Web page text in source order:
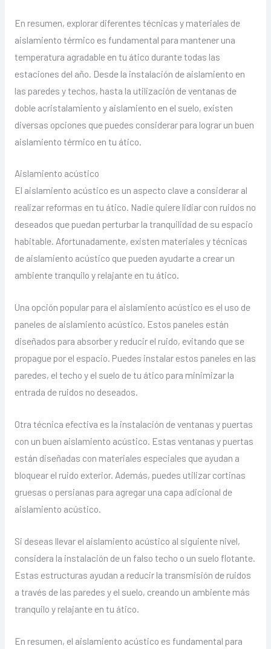
En resumen, explorar diferentes técnicas y materiales de
aislamiento térmico es fundamental para mantener una
temperatura agradable en tu ático durante todas las
estaciones del año. Desde la instalación de aislamiento en
las paredes y techos, hasta la utilización de ventanas de
doble acristalamiento y aislamiento en el suelo, existen
diversas opciones que puedes considerar para lograr un buen
aislamiento térmico en tu ático.
Aislamiento acústico
El aislamiento acústico es un aspecto clave a considerar al
realizar reformas en tu ático. Nadie quiere lidiar con ruidos no
deseados que puedan perturbar la tranquilidad de su espacio
habitable. Afortunadamente, existen materiales y técnicas
de aislamiento acústico que pueden ayudarte a crear un
ambiente tranquilo y relajante en tu ático.
Una opción popular para el aislamiento acústico es el uso de
paneles de aislamiento acústico. Estos paneles están
diseñados para absorber y reducir el ruido, evitando que se
propague por el espacio. Puedes instalar estos paneles en las
paredes, el techo y el suelo de tu ático para minimizar la
entrada de ruidos no deseados.
Otra técnica efectiva es la instalación de ventanas y puertas
con un buen aislamiento acústico. Estas ventanas y puertas
están diseñadas con materiales especiales que ayudan a
bloquear el ruido exterior. Además, puedes utilizar cortinas
gruesas o persianas para agregar una capa adicional de
aislamiento acústico.
Si deseas llevar el aislamiento acústico al siguiente nivel,
considera la instalación de un falso techo o un suelo flotante.
Estas estructuras ayudan a reducir la transmisión de ruidos
a través de las paredes y el suelo, creando un ambiente más
tranquilo y relajante en tu ático.
En resumen, el aislamiento acústico es fundamental para